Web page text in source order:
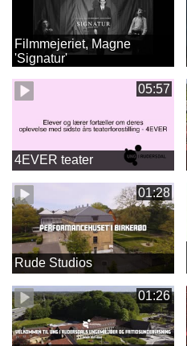
Filmmejeriet, Magne
'Signatur'
05:57
4EVER teater
01:28
Rude Studios
01:26